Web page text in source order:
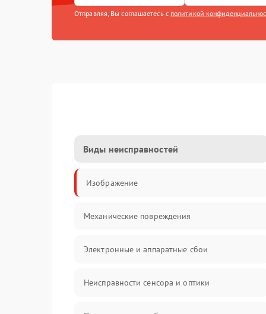
Отправляя, Вы соглашаетесь с политикой
Виды неисправностей
Изображение
Механические повреждения
Электронные и аппаратные сбои
Неисправности сенсора и оптики